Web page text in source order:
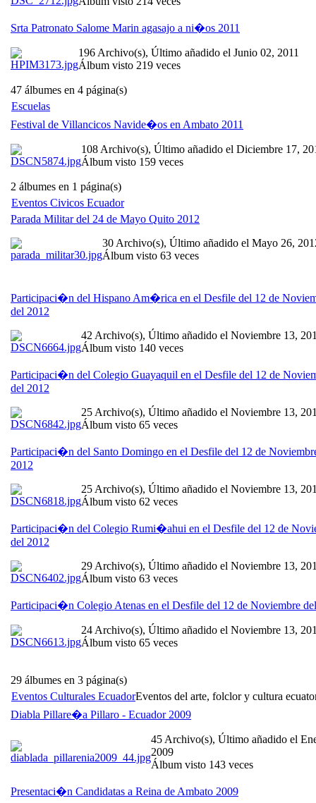
Srta Patronato Salome Marin agasajo a ni�os 2011
196 Archivo(s), Último añadido el Junio 02, 2011
Álbum visto 219 veces
47 álbumes en 4 página(s)
Escuelas
Festival de Villancicos Navide�os en Ambato 2011
108 Archivo(s), Último añadido el Diciembre 17,
Álbum visto 159 veces
2 álbumes en 1 página(s)
Eventos Civicos Ecuador
Parada Militar del 24 de Mayo Quito 2012
30 Archivo(s), Último añadido el Mayo 26,
Álbum visto 63 veces
Participaci�n del Hispano Am�rica en el Desfile del 12 de
del 2012
42 Archivo(s), Último añadido el Noviembre 13,
Álbum visto 140 veces
Participaci�n del Colegio Guayaquil en el Desfile del 12 de
del 2012
25 Archivo(s), Último añadido el Noviembre 13,
Álbum visto 65 veces
Participaci�n del Santo Domingo en el Desfile del 12 de
2012
25 Archivo(s), Último añadido el Noviembre 13,
Álbum visto 62 veces
Participaci�n del Colegio Rumi�ahui en el Desfile del 12 de
del 2012
29 Archivo(s), Último añadido el Noviembre 13,
Álbum visto 63 veces
Participaci�n Colegio Atenas en el Desfile del 12 de Noviembre
24 Archivo(s), Último añadido el Noviembre 13,
Álbum visto 65 veces
29 álbumes en 3 página(s)
Eventos Culturales EcuadorEventos del arte, folclor y cultura
Diabla Pillare�a Pillaro - Ecuador 2009
45 Archivo(s), Último añadido el
2009
Álbum visto 143 veces
Presentaci�n Candidatas a Reina de Ambato 2009